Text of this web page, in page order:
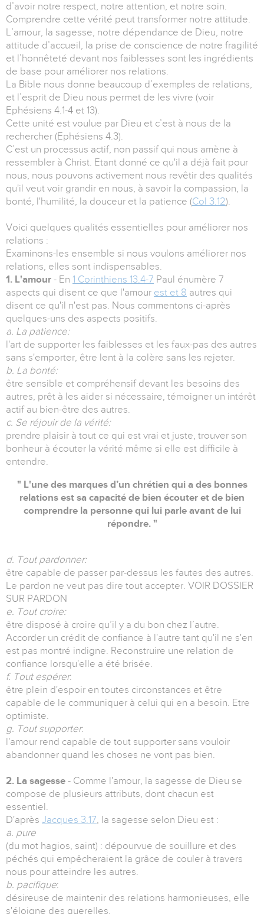
d’avoir notre respect, notre attention, et notre soin.
Comprendre cette vérité peut transformer notre attitude.
L’amour, la sagesse, notre dépendance de Dieu, notre
attitude d’accueil, la prise de conscience de notre fragilité
et l’honnêteté devant nos faiblesses sont les ingrédients
de base pour améliorer nos relations.
La Bible nous donne beaucoup d’exemples de relations,
et l’esprit de Dieu nous permet de les vivre (voir
Ephésiens 4.1-4 et 13).
Cette unité est voulue par Dieu et c’est à nous de la
rechercher (Ephésiens 4.3).
C’est un processus actif, non passif qui nous amène à
ressembler à Christ. Etant donné ce qu'il a déjà fait pour
nous, nous pouvons activement nous revêtir des qualités
qu'il veut voir grandir en nous, à savoir la compassion, la
bonté, l'humilité, la douceur et la patience (Col 3.12).
Voici quelques qualités essentielles pour améliorer nos
relations :
Examinons-les ensemble si nous voulons améliorer nos
relations, elles sont indispensables.
1. L'amour - En 1 Corinthiens 13.4-7 Paul énumère 7
aspects qui disent ce que l'amour est et 8 autres qui
disent ce qu'il n'est pas. Nous commentons ci-après
quelques-uns des aspects positifs.
a. La patience:
l'art de supporter les faiblesses et les faux-pas des autres
sans s'emporter, être lent à la colère sans les rejeter.
b. La bonté:
être sensible et compréhensif devant les besoins des
autres, prêt à les aider si nécessaire, témoigner un intérêt
actif au bien-être des autres.
c. Se réjouir de la vérité:
prendre plaisir à tout ce qui est vrai et juste, trouver son
bonheur à écouter la vérité même si elle est difficile à
entendre.
" L'une des marques d’un chrétien qui a des bonnes
relations est sa capacité de bien écouter et de bien
comprendre la personne qui lui parle avant de lui
répondre. "
d. Tout pardonner:
être capable de passer par-dessus les fautes des autres.
Le pardon ne veut pas dire tout accepter. VOIR DOSSIER
SUR PARDON
e. Tout croire:
être disposé à croire qu’il y a du bon chez l’autre.
Accorder un crédit de confiance à l'autre tant qu'il ne s'en
est pas montré indigne. Reconstruire une relation de
confiance lorsqu'elle a été brisée.
f. Tout espérer:
être plein d'espoir en toutes circonstances et être
capable de le communiquer à celui qui en a besoin. Etre
optimiste.
g. Tout supporter:
l'amour rend capable de tout supporter sans vouloir
abandonner quand les choses ne vont pas bien.
2. La sagesse - Comme l'amour, la sagesse de Dieu se
compose de plusieurs attributs, dont chacun est
essentiel.
D'après Jacques 3.17, la sagesse selon Dieu est :
a. pure
(du mot hagios, saint) : dépourvue de souillure et des
péchés qui empêcheraient la grâce de couler à travers
nous pour atteindre les autres.
b. pacifique:
désireuse de maintenir des relations harmonieuses, elle
s'éloigne des querelles.